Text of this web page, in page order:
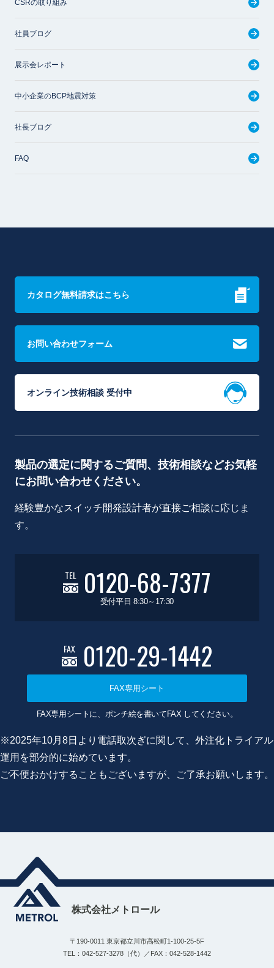
CSRの取り組み
社員ブログ
展示会レポート
中小企業のBCP地震対策
社長ブログ
FAQ
カタログ無料請求はこちら
お問い合わせフォーム
オンライン技術相談 受付中
製品の選定に関するご質問、技術相談などお気軽
にお問い合わせください。
経験豊かなスイッチ開発設計者が直接ご相談に応じま
す。
TEL 0120-68-7377
受付平日 8:30～17:30
FAX 0120-29-1442
FAX専用シート
FAX専用シートに、ポンチ絵を書いてFAX してください。
※2025年10月8日より電話取次ぎに関して、外注化トライアル
運用を部分的に始めています。
ご不便おかけすることもございますが、ご了承お願いします。
株式会社メトロール
〒190-0011 東京都立川市高松町1-100-25-5F
TEL：042-527-3278（代）／FAX：042-528-1442